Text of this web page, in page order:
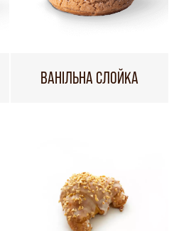
ВАНІЛЬНА СЛОЙКА